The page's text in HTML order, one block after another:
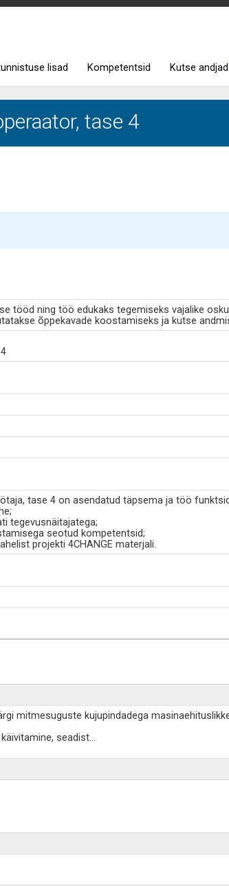
lisad Kompetentsid Kutse andjad
tase 4
tööd ning töö edukaks tegemiseks vajalike
õppekavade koostamiseks ja kutse
tase 4 on asendatud täpsema ja töö
tegevusnäitajatega;
seotud kompetentsid;
projekti 4CHANGE materjali.
mitmesuguste kujupindadega
seadist...